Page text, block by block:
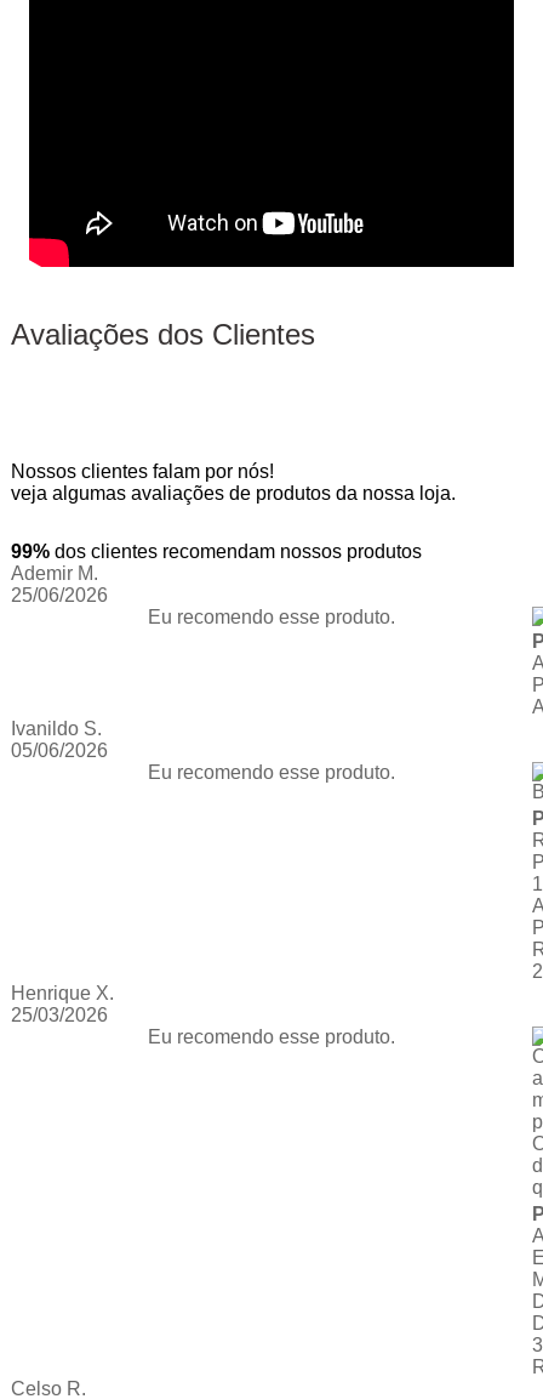
Avaliações dos Clientes
Nossos clientes falam por nós!
veja algumas avaliações de produtos da nossa loja.
99% dos clientes recomendam nossos produtos
Ademir M.
25/06/2026
Eu recomendo esse produto.
Ivanildo S.
05/06/2026
Eu recomendo esse produto.
Henrique X.
25/03/2026
Eu recomendo esse produto.
Celso R.